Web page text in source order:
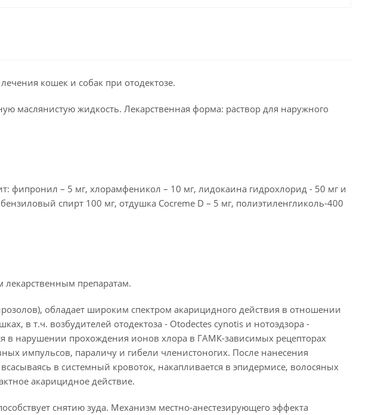
кошек и собак при отодектозе.
маслянистую жидкость. Лекарственная форма: раствор для наружного
фипронил – 5 мг, хлорамфеникол – 10 мг, лидокаина гидрохлорид - 50 мг и
спирт 100 мг, отдушка Cocreme D – 5 мг, полиэтиленгликоль-400
препаратам.
обладает широким спектром акарицидного действия в отношении
в т.ч. возбудителей отодектоза - Otodectes cynotis и нотоэдзора -
в нарушении прохождения ионов хлора в ГАМК-зависимых рецепторах
импульсов, параличу и гибели членистоногих. После нанесения
в системный кровоток, накапливается в эпидермисе, волосяных
акарицидное действие.
снятию зуда. Механизм местно-анестезирующего эффекта